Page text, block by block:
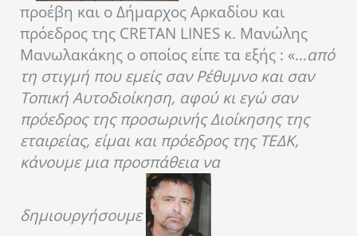
προέβη και ο Δήμαρχος Αρκαδίου και
πρόεδρος της CRETAN LINES κ. Μανώλης
Μανωλακάκης ο οποίος είπε τα εξής : «…από
τη στιγμή που εμείς σαν Ρέθυμνο και σαν
Τοπική Αυτοδιοίκηση, αφού κι εγώ σαν
πρόεδρος της προσωρινής Διοίκησης της
εταιρείας, είμαι και πρόεδρος της ΤΕΔΚ,
κάνουμε μια προσπάθεια να
δημιουργήσουμε